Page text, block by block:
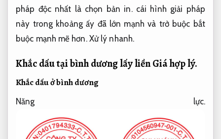
pháp độc nhất là chọn bản in. cái hình giải pháp
này trong khoảng ấy đã lớn mạnh và trở buộc bắt
buộc mạnh mẽ hơn. Xử lý nhanh.
Khắc dấu tại bình dương lấy liềnGiá hợp lý.
Khắc dấu ở bình dương
Năng lực.